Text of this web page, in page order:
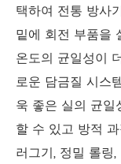
택하여 전통 방사
밑에 회전 부품을
온도의 균일성이
로운 담금질 시스
욱 좋은 실의 균일
할 수 있고 방적
러그기, 정밀 롤링